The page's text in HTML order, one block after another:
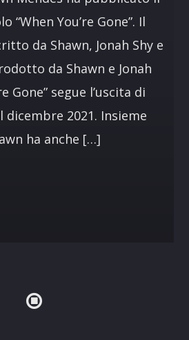
“When You’re Gone”. Il
da Shawn, Jonah Shy e
da Shawn e Jonah
Gone” segue l’uscita di
dicembre 2021. Insieme
ha anche […]